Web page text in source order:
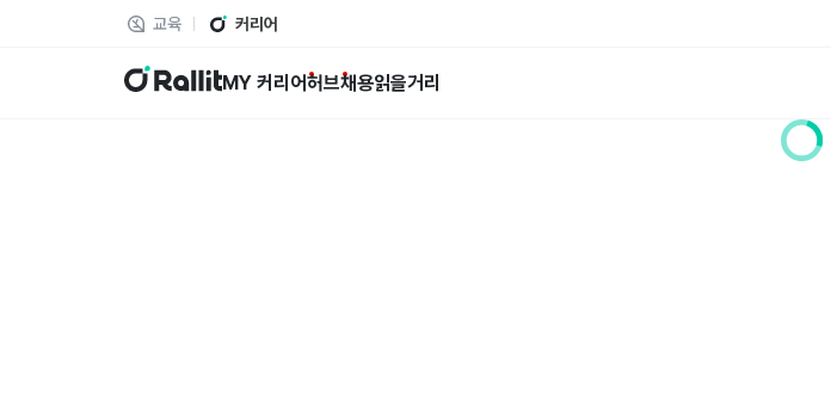
교육 커리어
랠릿 MY 커리어허브채용읽을거리